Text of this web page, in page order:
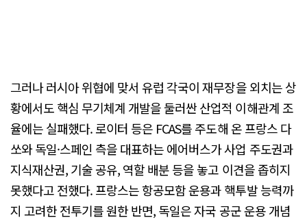
그러나 러시아 위협에 맞서 유럽 각국이 재무장을 외치는 상
황에서도 핵심 무기체계 개발을 둘러싼 산업적 이해관계 조
율에는 실패했다. 로이터 등은 FCAS를 주도해 온 프랑스 다
쏘와 독일·스페인 측을 대표하는 에어버스가 사업 주도권과
지식재산권, 기술 공유, 역할 배분 등을 놓고 이견을 좁히지
못했다고 전했다. 프랑스는 항공모함 운용과 핵투발 능력까
지 고려한 전투기를 원한 반면, 독일은 자국 공군 운용 개념